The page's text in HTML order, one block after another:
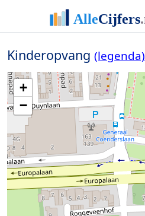
Kinderopvang (legenda)
+
−